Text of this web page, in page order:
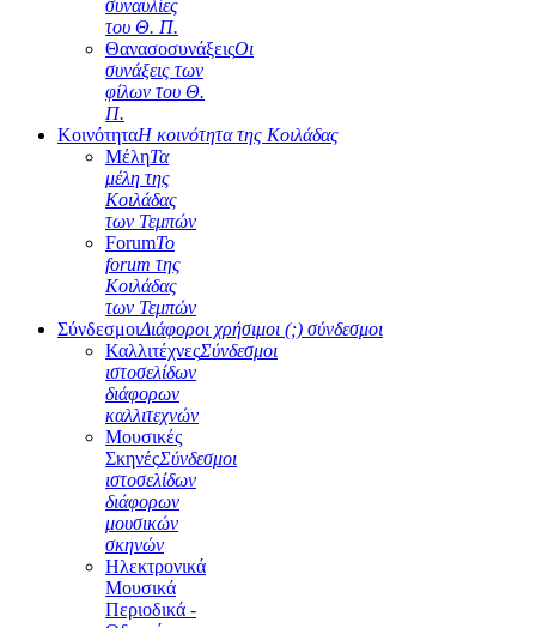
συναυλίες
του Θ. Π.
ΘανασοσυνάξειςΟι
συνάξεις των
φίλων του Θ.
Π.
ΚοινότηταΗ κοινότητα της Κοιλάδας
ΜέληΤα
μέλη της
Κοιλάδας
των Τεμπών
ForumΤο
forum της
Κοιλάδας
των Τεμπών
ΣύνδεσμοιΔιάφοροι χρήσιμοι (;) σύνδεσμοι
ΚαλλιτέχνεςΣύνδεσμοι
ιστοσελίδων
διάφορων
καλλιτεχνών
Μουσικές
ΣκηνέςΣύνδεσμοι
ιστοσελίδων
διάφορων
μουσικών
σκηνών
Ηλεκτρονικά
Μουσικά
Περιοδικά -